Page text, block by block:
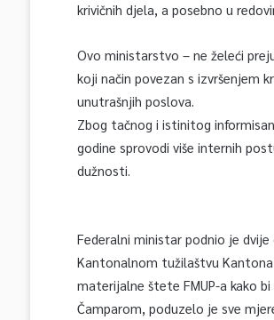
krivičnih djela, a posebno u
Ovo ministarstvo – ne želeći
koji način povezan s izvršenjem
unutrašnjih poslova.
Zbog tačnog i istinitog
godine sprovodi više internih
dužnosti.
Federalni ministar podnio je
Kantonalnom tužilaštvu
materijalne štete FMUP-a kako
Čamparom, poduzelo je sve